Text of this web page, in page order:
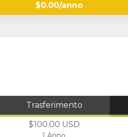
$0.00/anno
Trasferimento
$100.00 USD